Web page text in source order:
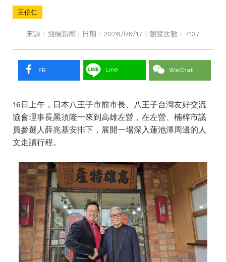
王伯仁
來源：飛揚新聞 | 日期：2026/06/17 | 瀏覽次數：7137
FB Line WeChat
16日上午，日本八王子市前市長、八王子台灣友好交流
協會理事長黑須隆一來到高雄左營，在左營、楠梓市議
員參選人薛兆基安排下，展開一場深入蓮池潭周邊的人
文走讀行程。